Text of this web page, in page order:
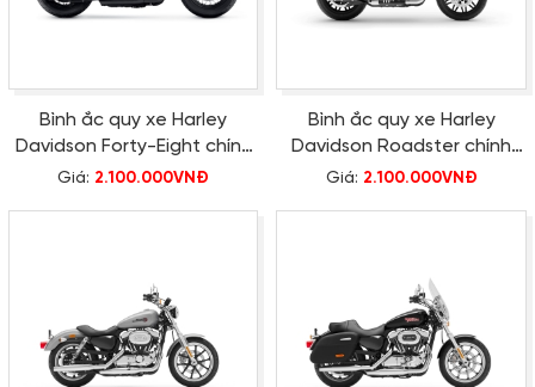
Bình ắc quy xe Harley
Davidson Forty-Eight chính
hãng
Giá: 2.100.000VNĐ
Bình ắc quy xe Harley
Davidson Roadster chính
hãng
Giá: 2.100.000VNĐ